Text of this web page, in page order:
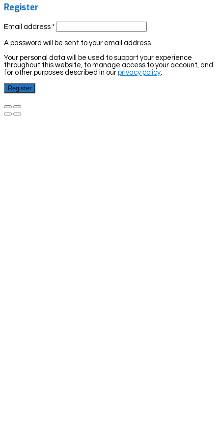
Register
Email address *
A password will be sent to your email address.
Your personal data will be used to support your experience
throughout this website, to manage access to your account, and
for other purposes described in our privacy policy
Register